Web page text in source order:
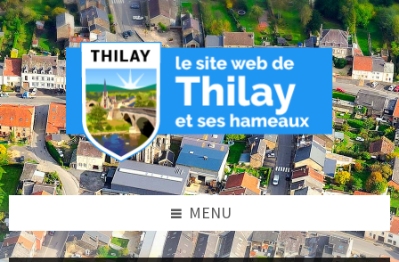
Skip
to
content
Skip
to
left
sidebar
Skip
to
right
sidebar
Skip
to
footer
MENU